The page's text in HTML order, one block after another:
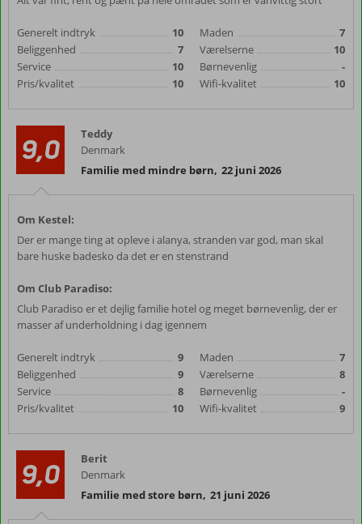
Generelt indtryk
10
Beliggenhed
7
Service
10
Pris/kvalitet
10
Maden
7
Værelserne
10
Børnevenlig
-
Wifi-kvalitet
10
9,0
Teddy
Denmark
Familie med mindre børn, 22 juni 2026
Om Kestel:
Der er mange ting at opleve i alanya, stranden var god, man skal
bare huske badesko da det er en stenstrand
Om Club Paradiso:
Club Paradiso er et dejlig familie hotel og meget børnevenlig, der er
masser af underholdning i dag igennem
Generelt indtryk
9
Beliggenhed
9
Service
8
Pris/kvalitet
10
Maden
7
Værelserne
8
Børnevenlig
-
Wifi-kvalitet
9
9,0
Berit
Denmark
Familie med store børn, 21 juni 2026